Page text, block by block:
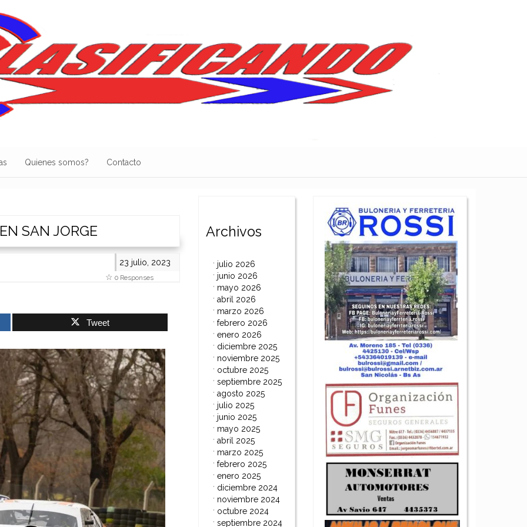
Quienes somos? Contacto
SAN JORGE
23 julio, 2023
0 Responses
Tweet
Archivos
julio 2026
junio 2026
mayo 2026
abril 2026
marzo 2026
febrero 2026
enero 2026
diciembre 2025
noviembre 2025
octubre 2025
septiembre 2025
agosto 2025
julio 2025
junio 2025
mayo 2025
abril 2025
marzo 2025
febrero 2025
enero 2025
diciembre 2024
noviembre 2024
octubre 2024
septiembre 2024